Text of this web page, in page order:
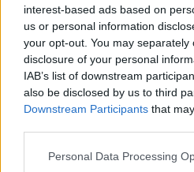
interest-based ads based on
us or personal information
your opt-out. You may
disclosure of your personal
IAB’s list of downstream
also be disclosed by us to third
Downstream Participants that
Personal Data Processing
το πάθος της και τελικά
πρώην σύζυγο της κόρης
ήθη της δεκαετίας του
και κάπως απίθανη
Στα επεισόδια αυτής
της επόμενης θα τη
σταδιακά πως έχει